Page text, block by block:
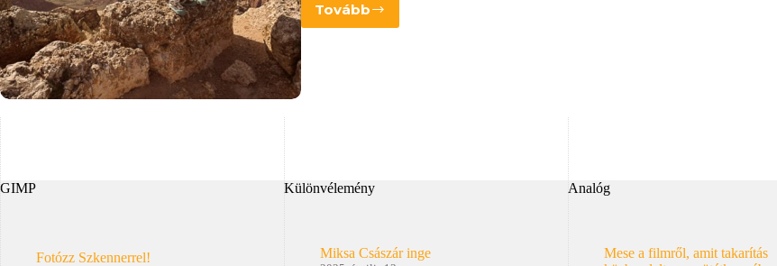
Tovább
Sony
–
GIMP
Fotózz Szkennerrel!
Különvélemény
Miksa Császár inge
Analóg
Mese a filmről, amit takarítás